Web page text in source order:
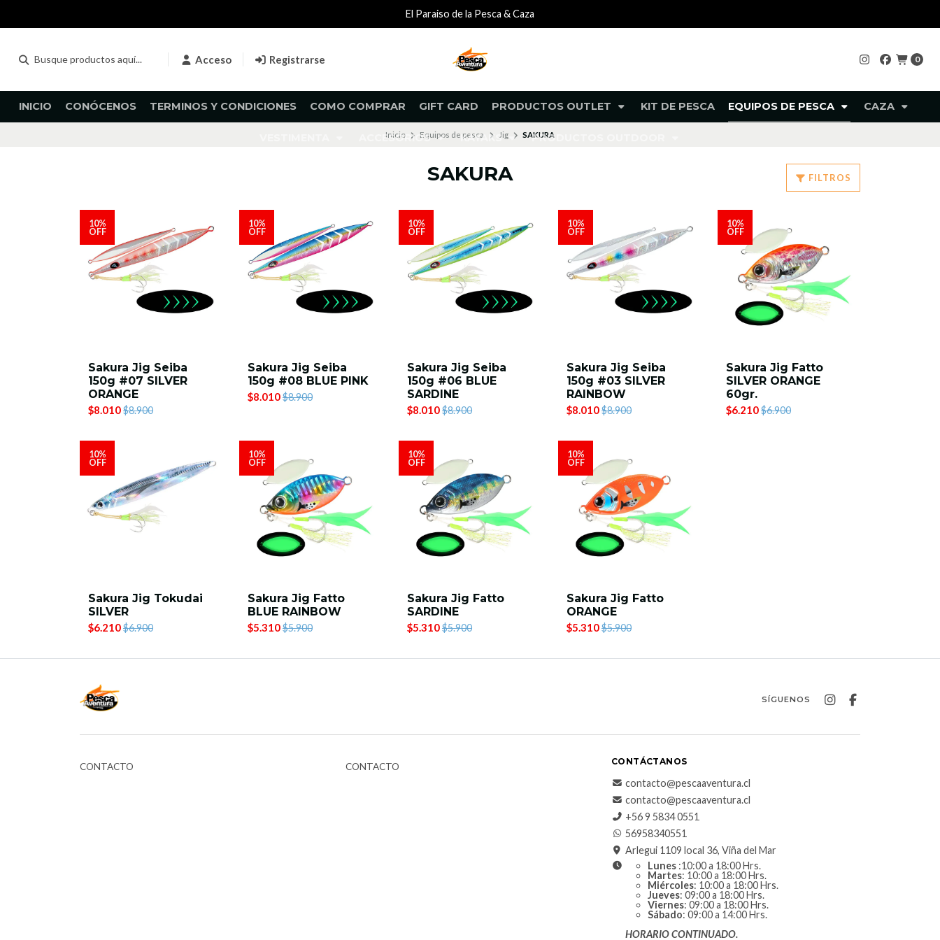
Acceso Registrarse 0
INICIO CONÓCENOS TERMINOS Y CONDICIONES COMO COMPRAR GIFT CARD PRODUCTOS OUTLET KIT DE PESCA EQUIPOS DE PESCA CAZA
ACCESORIOS KAYAKS PRODUCTOS OUTDOOR
El Paraiso de la Pesca & Caza
Inicio Equipos de pesca Jig SAKURA
SAKURA FILTROS
10%
OFF
Sakura Jig Seiba
150g #07 SILVER
ORANGE
$8.010$8.900
10%
OFF
Sakura Jig Seiba
150g #08 BLUE PINK
$8.010$8.900
10%
OFF
Sakura Jig Seiba
150g #06 BLUE
SARDINE
$8.010$8.900
10%
OFF
Sakura Jig Seiba
150g #03 SILVER
RAINBOW
$8.010$8.900
10%
OFF
Sakura Jig Fatto
SILVER ORANGE
60gr.
$6.210$6.900
10%
OFF
Sakura Jig Tokudai
SILVER
$6.210$6.900
10%
OFF
Sakura Jig Fatto
BLUE RAINBOW
$5.310$5.900
10%
OFF
Sakura Jig Fatto
SARDINE
$5.310$5.900
10%
OFF
Sakura Jig Fatto
ORANGE
$5.310$5.900
SÍGUENOS
CONTACTO CONTACTO CONTÁCTANOS
contacto@pescaaventura.cl
contacto@pescaaventura.cl
+56 9 5834 0551
56958340551
Arlegui 1109 local 36, Viña del Mar
Lunes :10:00 a 18:00 Hrs.
Martes: 10:00 a 18:00 Hrs.
Miércoles: 10:00 a 18:00 Hrs.
Jueves: 09:00 a 18:00 Hrs.
Viernes: 09:00 a 18:00 Hrs.
Sábado: 09:00 a 14:00 Hrs.
HORARIO CONTINUADO.